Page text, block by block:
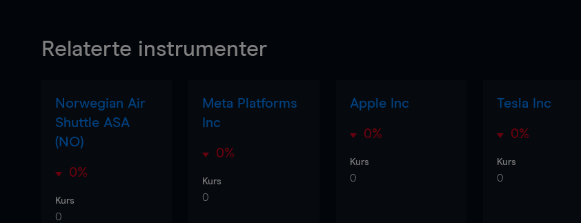
Relaterte instrumenter
Norwegian Air
Shuttle ASA
(NO)
0%
Kurs
0
Meta Platforms
Inc
0%
Kurs
0
Apple Inc
0%
Kurs
0
Tesla Inc
0%
Kurs
0